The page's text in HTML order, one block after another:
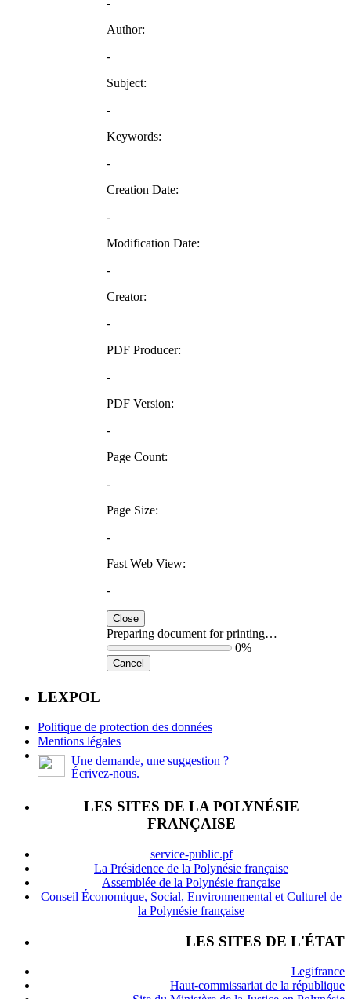
-
Author:
-
Subject:
-
Keywords:
-
Creation Date:
-
Modification Date:
-
Creator:
-
PDF Producer:
-
PDF Version:
-
Page Count:
-
Page Size:
-
Fast Web View:
-
Close
Preparing document for printing…
0%
Cancel
LEXPOL
Politique de protection des données
Mentions légales
Une demande, une suggestion ?
Écrivez-nous.
LES SITES DE LA POLYNÉSIE
FRANÇAISE
service-public.pf
La Présidence de la Polynésie française
Assemblée de la Polynésie française
Conseil Économique, Social, Environnemental et Culturel de
la Polynésie française
LES SITES DE L'ÉTAT
Legifrance
Haut-commissariat de la république